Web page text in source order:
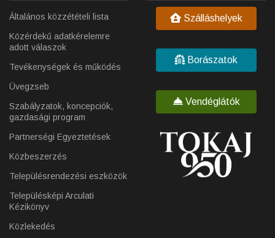
Általános közzétételi lista
Közérdekű adatkérelemre
adott válaszok
Tevékenységek és működés
Üvegzseb
Szabályzatok, koncepciók,
gazdasági program
Partnerségi Egyeztetések
Közbeszerzés
Településrendezési eszközök
Településképi Arculati
Kézikönyv
Közlekedés
Szálláshelyek
Borászatok
Vendéglátók